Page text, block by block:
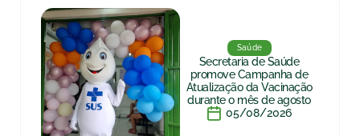
Saúde
Secretaria de Saúde
promove Campanha de
Atualização da Vacinação
durante o mês de agosto
05/08/2026